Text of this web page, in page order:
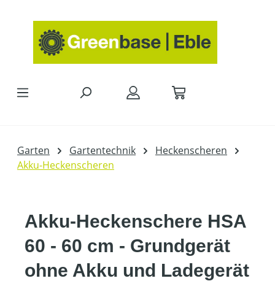
Garten Gartentechnik
Heckenscheren
Akku-Heckenscheren
Akku-Heckenschere HSA
60 - 60 cm - Grundgerät
ohne Akku und Ladegerät